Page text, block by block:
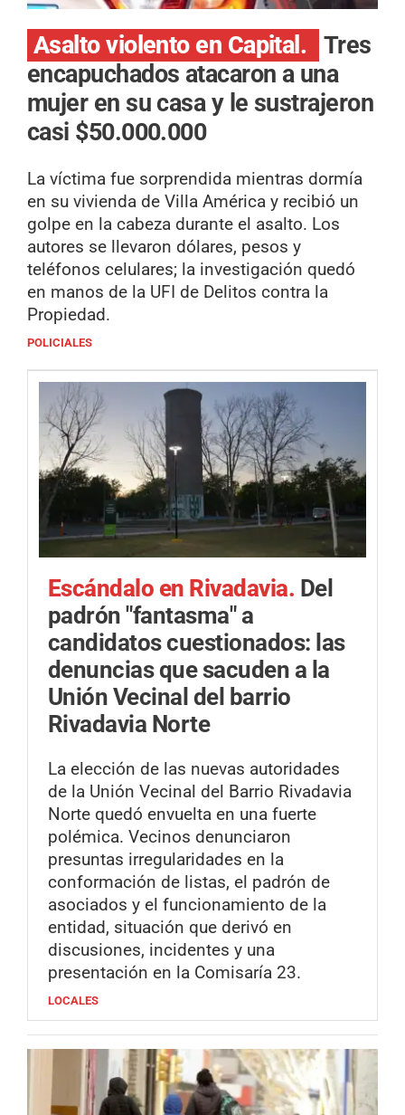
Asalto violento en Capital. Tres
encapuchados atacaron a una
mujer en su casa y le sustrajeron
casi $50.000.000
La víctima fue sorprendida mientras dormía
en su vivienda de Villa América y recibió un
golpe en la cabeza durante el asalto. Los
autores se llevaron dólares, pesos y
teléfonos celulares; la investigación quedó
en manos de la UFI de Delitos contra la
Propiedad.
POLICIALES
Escándalo en Rivadavia. Del
padrón "fantasma" a
candidatos cuestionados: las
denuncias que sacuden a la
Unión Vecinal del barrio
Rivadavia Norte
La elección de las nuevas autoridades
de la Unión Vecinal del Barrio Rivadavia
Norte quedó envuelta en una fuerte
polémica. Vecinos denunciaron
presuntas irregularidades en la
conformación de listas, el padrón de
asociados y el funcionamiento de la
entidad, situación que derivó en
discusiones, incidentes y una
presentación en la Comisaría 23.
LOCALES